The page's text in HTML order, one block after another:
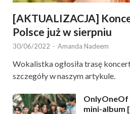
[AKTUALIZACJA]
Polsce już w sierpniu
30/06/2022 - Amanda Nadeem
Wokalistka ogłosiła trasę
szczegóły w naszym artykule.
OnlyOneOf
mini-album